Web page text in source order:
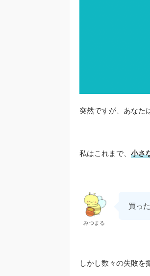
突然ですが、あなた
私はこれまで、 小さ
みつまる
買っ
しかし数々の失敗を